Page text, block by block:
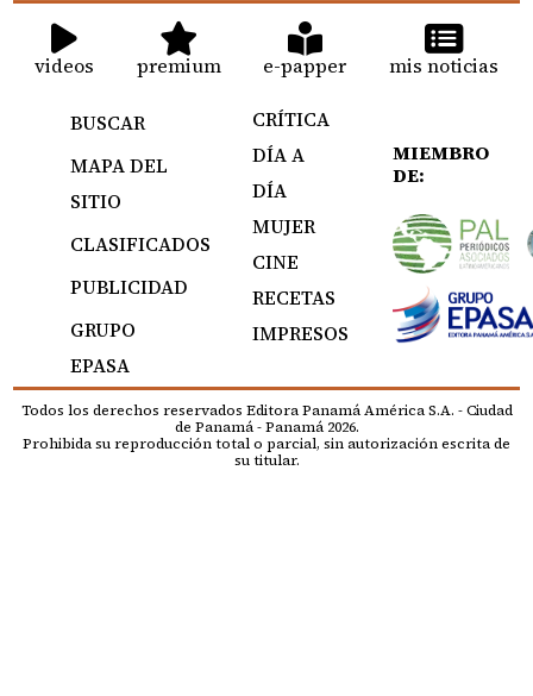
videos premium e-papper mis noticias
BUSCAR
MAPA DEL
SITIO
CLASIFICADOS
PUBLICIDAD
GRUPO
EPASA
CRÍTICA
DÍA A
DÍA
MUJER
CINE
RECETAS
IMPRESOS
MIEMBRO
DE:
Todos los derechos reservados Editora Panamá América S.A. - Ciudad
de Panamá - Panamá 2026.
Prohibida su reproducción total o parcial, sin autorización escrita de
su titular.